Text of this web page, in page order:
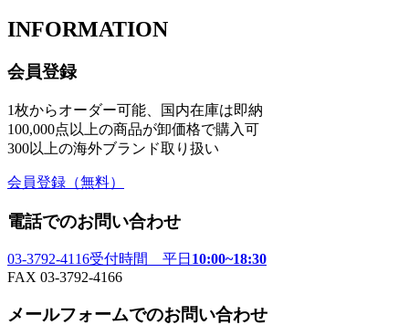
INFORMATION
会員登録
1枚からオーダー可能、国内在庫は即納
100,000点以上の商品が卸価格で購入可
300以上の海外ブランド取り扱い
会員登録 （無料）
電話でのお問い合わせ
03-3792-4116受付時間 平日 10:00~18:30
FAX 03-3792-4166
メールフォームでのお問い合わせ